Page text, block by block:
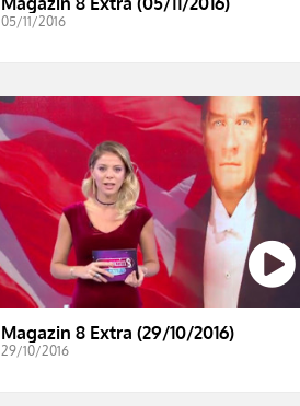
05/11/2016
Magazin 8 Extra (29/10/2016)
29/10/2016